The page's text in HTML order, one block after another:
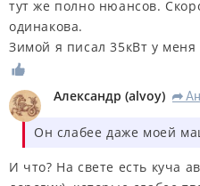
тут же полно нюансов.
одинакова.
Зимой я писал 35кВт у
Александр (alvoy) R
Он слабее даже моей
И что? На свете есть куча